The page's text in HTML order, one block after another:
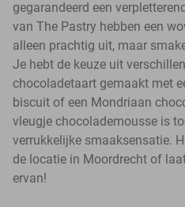
gegarandeerd een
van The Pastry hebben een
alleen prachtig uit, maar
Je hebt de keuze uit
chocoladetaart gemaakt met
biscuit of een Mondriaan
vleugje chocolademousse is
verrukkelijke smaaksensatie.
de locatie in Moordrecht of
ervan!